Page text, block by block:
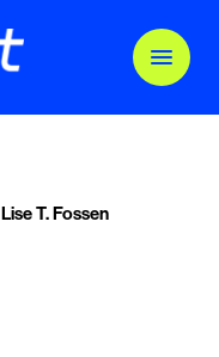
Lise T. Fossen